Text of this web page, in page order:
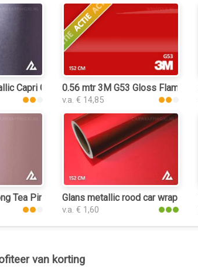
Capri Grey Purple 3099 car wrap folie
0.56 mtr 3M G53 Gloss Flame
v.a. € 14,85
Tea Pink 3139 car wrap folie
Glans metallic rood car wrap folie
v.a. € 1,60
van korting